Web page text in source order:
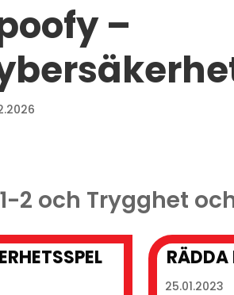
–
2 och Trygghet
RÄDDA
25.01.2023